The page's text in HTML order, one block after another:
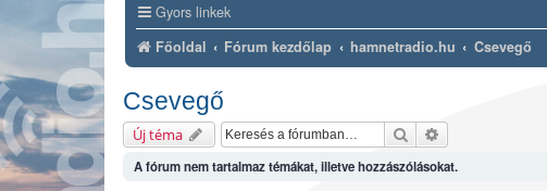
Gyors linkek
Főoldal Fórum kezdőlap hamnetradio.hu Csevegő
Csevegő
Új téma Keresés
A fórum nem tartalmaz témákat, illetve hozzászólásokat.